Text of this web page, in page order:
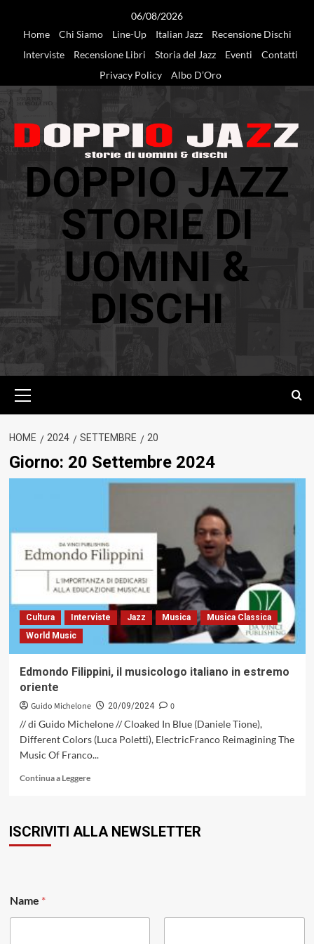
06/08/2026
Home
Chi Siamo Line-Up Italian Jazz
Recensione Dischi
Interviste
Recensione Libri Storia del Jazz Eventi
Contatti
Privacy Policy
Albo D’Oro
DOPPIO JAZZ
STORIE DI
UOMINI &
DISCHI
principale
HOME 2024 SETTEMBRE 20
Giorno: 20 Settembre 2024
Cultura Interviste Jazz Musica
Musica Classica
World Music
Edmondo Filippini, il musicologo italiano in estremo
oriente
Guido Michelone 20/09/2024
0
// di Guido Michelone // Cloaked In Blue (Daniele Tione),
Different Colors (Luca Poletti), ElectricFranco Reimagining The
Music Of Franco...
Continua a LeggereLeggi
Edmondo
ISCRIVITI ALLA NEWSLETTER
N
a
Name *